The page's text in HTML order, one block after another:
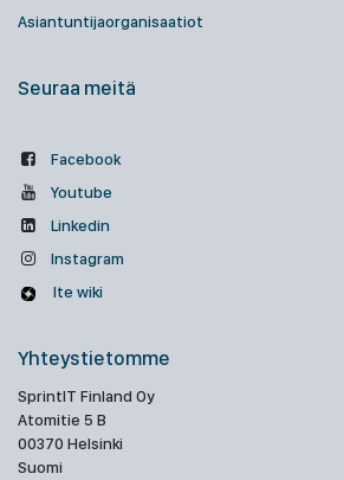
Asiantuntijaorganisaatiot
Seuraa meitä
Facebook
Youtube
Linkedin
Instagram
Ite wiki
Yhteystietomme
SprintIT Finland Oy
Atomitie 5 B
00370 Helsinki
Suomi